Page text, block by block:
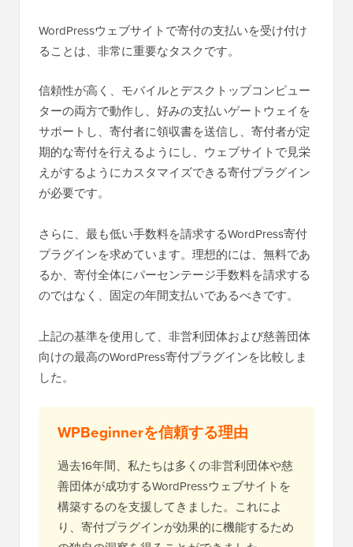
WordPressウェブサイトで寄付の支払いを受け付け
ることは、非常に重要なタスクです。
信頼性が高く、モバイルとデスクトップコンピュー
ターの両方で動作し、好みの支払いゲートウェイを
サポートし、寄付者に領収書を送信し、寄付者が定
期的な寄付を行えるようにし、ウェブサイトで見栄
えがするようにカスタマイズできる寄付プラグイン
が必要です。
さらに、最も低い手数料を請求するWordPress寄付
プラグインを求めています。理想的には、無料であ
るか、寄付全体にパーセンテージ手数料を請求する
のではなく、固定の年間支払いであるべきです。
上記の基準を使用して、非営利団体および慈善団体
向けの最高のWordPress寄付プラグインを比較しま
した。
WPBeginnerを信頼する理由
過去16年間、私たちは多くの非営利団体や慈
善団体が成功するWordPressウェブサイトを
構築するのを支援してきました。これによ
り、寄付プラグインが効果的に機能するため